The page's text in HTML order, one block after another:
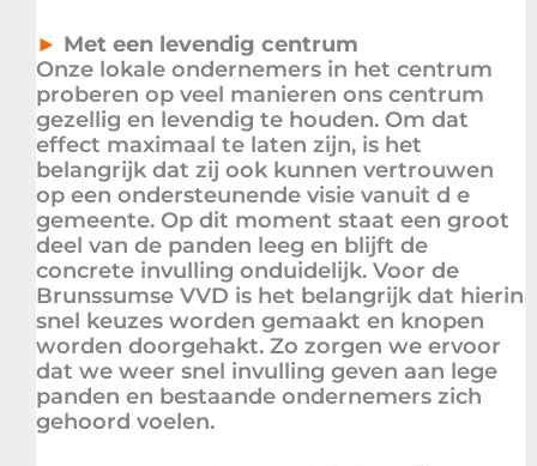
► Met een levendig centrum
Onze lokale ondernemers in het centrum
proberen op veel manieren ons centrum
gezellig en levendig te houden. Om dat
effect maximaal te laten zijn, is het
belangrijk dat zij ook kunnen vertrouwen
op een ondersteunende visie vanuit d e
gemeente. Op dit moment staat een groot
deel van de panden leeg en blijft de
concrete invulling onduidelijk. Voor de
Brunssumse VVD is het belangrijk dat hierin
snel keuzes worden gemaakt en knopen
worden doorgehakt. Zo zorgen we ervoor
dat we weer snel invulling geven aan lege
panden en bestaande ondernemers zich
gehoord voelen.